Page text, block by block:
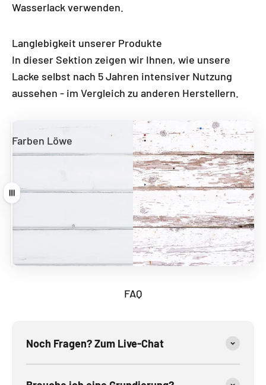
Wasserlack verwenden.
Langlebigkeit unserer Produkte
In dieser Sektion zeigen wir Ihnen, wie unsere
Lacke selbst nach 5 Jahren intensiver Nutzung
aussehen - im Vergleich zu anderen Herstellern.
Farben Löwe
Andere Hersteller
Ziehen
FAQ
Noch Fragen? Zum Live-Chat